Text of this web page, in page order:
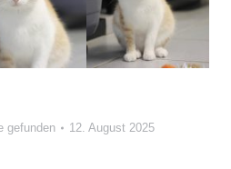
gefunden 12. August 2025